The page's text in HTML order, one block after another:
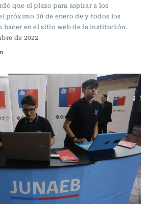
que el plazo para aspirar a los
próximo 20 de enero de y todos los
hacer en el sitio web de la institución.
de 2022